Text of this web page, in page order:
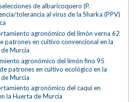
de albaricoquero (P.
tolerancia al virus de la Sharka (PPV)
agronómico del limón verna 62
patrones en cultivo convencional en la
Murcia
agronómico del limón fino 95
patrones en cultivo ecológico en la
Murcia
agronómico del caqui en
la Huerta de Murcia